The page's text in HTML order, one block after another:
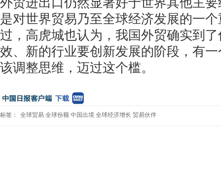
是对世界贸易乃至全球经济发展的一
过，高虎城也认为，我国外贸确实到
效、新的行业要创新发展的阶段，有
该调整思维，迈过这个槛。
标签： 全球贸易 全球份额 中国出境 全球经济增长 贸易伙伴